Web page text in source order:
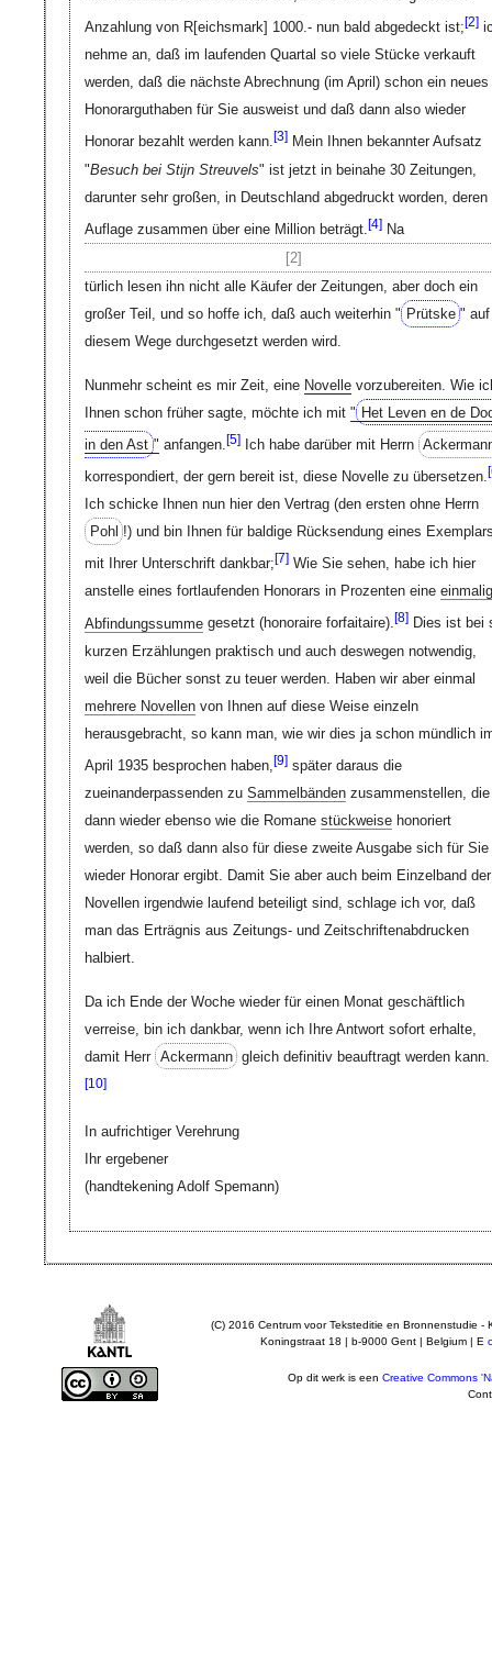
Anzahlung von R[eichsmark] 1000.- nun bald abgedeckt ist;[2]
nehme an, daß im laufenden Quartal so viele Stücke verkauft
werden, daß die nächste Abrechnung (im April) schon ein neues
Honorarguthaben für Sie ausweist und daß dann also wieder
Honorar bezahlt werden kann.[3]Mein Ihnen bekannter Aufsatz
"Besuch bei Stijn Streuvels" ist jetzt in beinahe 30 Zeitungen,
darunter sehr großen, in Deutschland abgedruckt worden, deren
Auflage zusammen über eine Million beträgt.[4]Na
[2]
türlich lesen ihn nicht alle Käufer der Zeitungen, aber doch ein
großer Teil, und so hoffe ich, daß auch weiterhin " Prütske " auf
diesem Wege durchgesetzt werden wird.
Nunmehr scheint es mir Zeit, eine Novellevorzubereiten. Wie
Ihnen schon früher sagte, möchte ich mit " Het Leven en de
in den Ast " anfangen. [5]Ich habe darüber mit Herrn
korrespondiert, der gern bereit ist, diese Novelle zu übersetzen.[
Ich schicke Ihnen nun hier den Vertrag (den ersten ohne Herrn
Pohl !) und bin Ihnen für baldige Rücksendung eines
mit Ihrer Unterschrift dankbar;[7]Wie Sie sehen, habe ich hier
anstelle eines fortlaufenden Honorars in Prozenten eine
Abfindungssummegesetzt (honoraire forfaitaire).[8]Dies ist bei
kurzen Erzählungen praktisch und auch deswegen notwendig,
weil die Bücher sonst zu teuer werden. Haben wir aber einmal
mehrere Novellenvon Ihnen auf diese Weise einzeln
herausgebracht, so kann man, wie wir dies ja schon mündlich
April 1935 besprochen haben,[9]später daraus die
zueinanderpassenden zu Sammelbändenzusammenstellen, die
dann wieder ebenso wie die Romane stückweisehonoriert
werden, so daß dann also für diese zweite Ausgabe sich für Sie
wieder Honorar ergibt. Damit Sie aber auch beim Einzelband der
Novellen irgendwie laufend beteiligt sind, schlage ich vor, daß
man das Erträgnis aus Zeitungs- und Zeitschriftenabdrucken
halbiert.
Da ich Ende der Woche wieder für einen Monat geschäftlich
verreise, bin ich dankbar, wenn ich Ihre Antwort sofort erhalte,
damit Herr Ackermann gleich definitiv beauftragt werden kann.
[10]
In aufrichtiger Verehrung
Ihr ergebener
(handtekening Adolf Spemann)
(C) 2016 Centrum voor Teksteditie en Bronnenstudie
Koningstraat 18 | b-9000 Gent | Belgium | E
Op dit werk is een Creative Commons